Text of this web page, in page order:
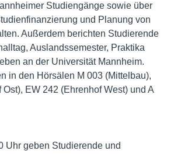
Studiengänge sowie über
und Planung von
Außerdem berichten Studierende
Auslandssemester, Praktika
an der Universität Mannheim.
in den Hörsälen M 003 (Mittelbau),
Ost), EW 242 (Ehrenhof West) und A
Uhr geben Studierende und